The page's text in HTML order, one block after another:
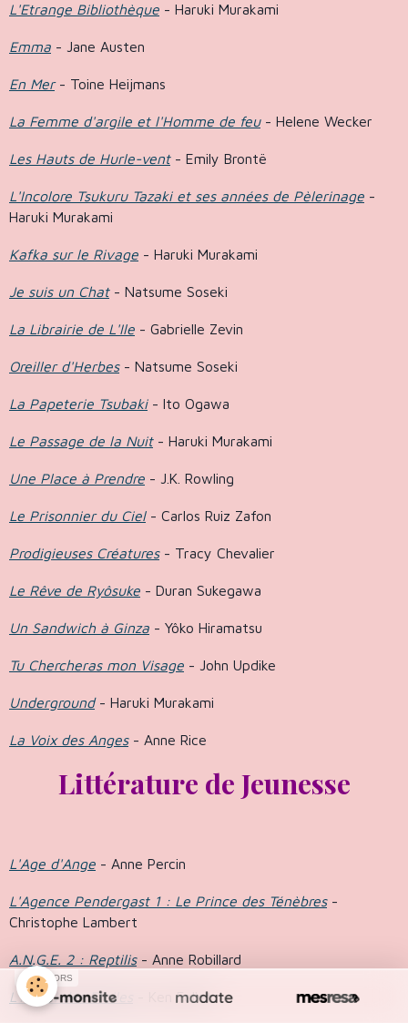
L'Etrange Bibliothèque - Haruki Murakami
Emma - Jane Austen
En Mer- Toine Heijmans
La Femme d'argile et l'Homme de feu- Helene Wecker
Les Hauts de Hurle-vent- Emily Brontë
L'Incolore Tsukuru Tazaki et ses années de Pèlerinage -
Haruki Murakami
Kafka sur le Rivage - Haruki Murakami
Je suis un Chat- Natsume Soseki
La Librairie de L'Ile - Gabrielle Zevin
Oreiller d'Herbes- Natsume Soseki
La Papeterie Tsubaki- Ito Ogawa
Le Passage de la Nuit- Haruki Murakami
Une Place à Prendre - J.K. Rowling
Le Prisonnier du Ciel- Carlos Ruiz Zafon
Prodigieuses Créatures- Tracy Chevalier
Le Rêve de Ryôsuke - Duran Sukegawa
Un Sandwich à Ginza - Yôko Hiramatsu
Tu Chercheras mon Visage - John Updike
Underground- Haruki Murakami
La Voix des Anges- Anne Rice
Littérature de Jeunesse
L'Age d'Ange - Anne Percin
L'Agence Pendergast 1 : Le Prince des Ténèbres-
Christophe Lambert
A.N.G.E. 2 : Reptilis- Anne Robillard
L'Appel des Etoiles - Ken Follet
SPONSORS